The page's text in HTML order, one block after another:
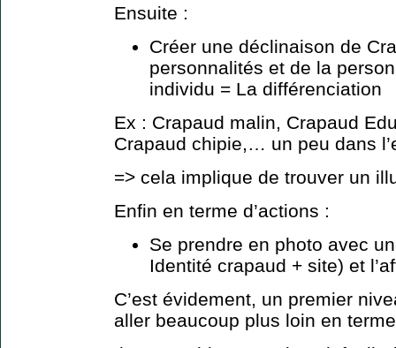
Ensuite :
Créer une déclinaison de
personnalités et de la
individu = La différenciation
Ex : Crapaud malin, Crapaud
Crapaud chipie,… un peu dans
=> cela implique de trouver un
Enfin en terme d’actions :
Se prendre en photo avec
Identité crapaud + site) et
C’est évidement, un premier
aller beaucoup plus loin en